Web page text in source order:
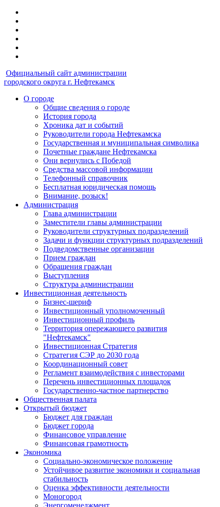
Официальный сайт администрации
городского округа г. Нефтекамск
О городе
Общие сведения о городе
История города
Хроника дат и событий
Руководители города Нефтекамска
Государственная и муниципальная символика
Почетные граждане Нефтекамска
Они вернулись с Победой
Средства массовой информации
Телефонный справочник
Бесплатная юридическая помощь
Внимание, розыск!
Администрация
Глава администрации
Заместители главы администрации
Руководители структурных подразделений
Задачи и функции структурных подразделений
Подведомственные организации
Прием граждан
Обращения граждан
Выступления
Структура администрации
Инвестиционная деятельность
Бизнес-шериф
Инвестиционный уполномоченный
Инвестиционный профиль
Территория опережающего развития
"Нефтекамск"
Инвестиционная Стратегия
Стратегия СЭР до 2030 года
Координационный совет
Регламент взаимодействия с инвесторами
Перечень инвестиционных площадок
Государственно-частное партнерство
Общественная палата
Открытый бюджет
Бюджет для граждан
Бюджет города
Финансовое управление
Финансовая грамотность
Экономика
Социально-экономическое положение
Устойчивое развитие экономики и социальная
стабильность
Оценка эффективности деятельности
Моногород
Энергоменеджмент